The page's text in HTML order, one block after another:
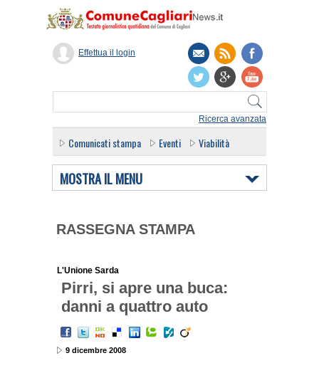
Ricerca avanzata
Effettua il login
Comunicati stampa Eventi Viabilità
MOSTRA IL MENU
RASSEGNA STAMPA
L'Unione Sarda
Pirri, si apre una buca:
danni a quattro auto
9 dicembre 2008